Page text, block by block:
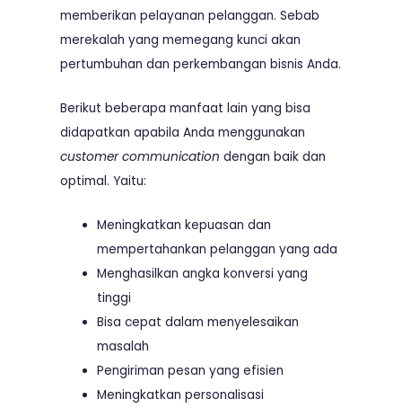
memberikan pelayanan pelanggan. Sebab
merekalah yang memegang kunci akan
pertumbuhan dan perkembangan bisnis Anda.
Berikut beberapa manfaat lain yang bisa
didapatkan apabila Anda menggunakan
customer communication dengan baik dan
optimal. Yaitu:
Meningkatkan kepuasan dan
mempertahankan pelanggan yang ada
Menghasilkan angka konversi yang
tinggi
Bisa cepat dalam menyelesaikan
masalah
Pengiriman pesan yang efisien
Meningkatkan personalisasi